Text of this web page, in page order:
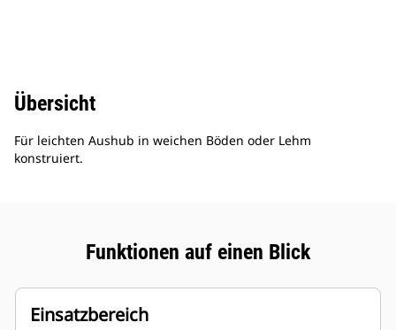
Übersicht
Für leichten Aushub in weichen Böden oder Lehm
konstruiert.
Funktionen auf einen Blick
Einsatzbereich